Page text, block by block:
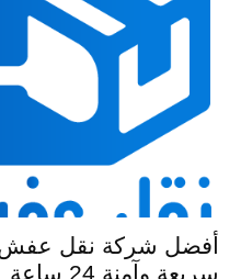
أفضل شركة نقل عفش
سريعة وآمنة 24 ساعة